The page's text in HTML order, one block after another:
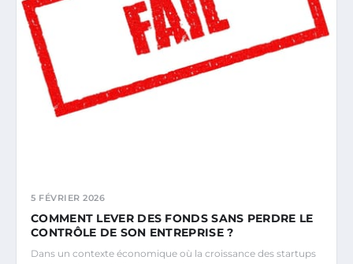
5 FÉVRIER 2026
COMMENT LEVER DES FONDS SANS PERDRE LE
CONTRÔLE DE SON ENTREPRISE ?
Dans un contexte économique où la croissance des startups